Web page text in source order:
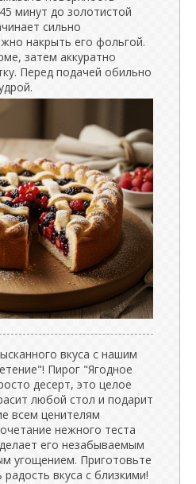
минут до золотистой
сильно
накрыть его фольгой.
затем аккуратно
Перед подачей обильно
вкуса с нашим
Пирог "Ягодное
десерт, это целое
любой стол и подарит
всем ценителям
нежного теста
его незабываемым
угощением. Приготовьте
вкуса с близкими!